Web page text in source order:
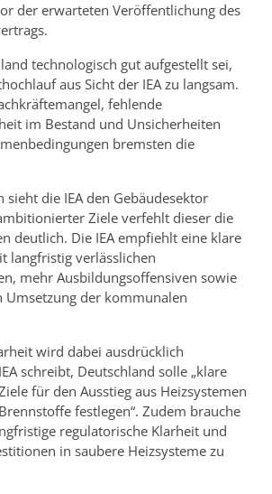
der erwarteten Veröffentlichung des
technologisch gut aufgestellt sei,
aus Sicht der IEA zu langsam.
fehlende
im Bestand und Unsicherheiten
bremsten die
sieht die IEA den Gebäudesektor
Ziele verfehlt dieser die
deutlich. Die IEA empfiehlt eine klare
langfristig verlässlichen
mehr Ausbildungsoffensiven sowie
Umsetzung der kommunalen
wird dabei ausdrücklich
schreibt, Deutschland solle „klare
für den Ausstieg aus Heizsystemen
festlegen“. Zudem brauche
regulatorische Klarheit und
in saubere Heizsysteme zu